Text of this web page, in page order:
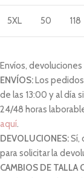
5XL 50 118
Envíos,
ENVÍOS:Los
de las 13:00 y al día
24/48 horas
aquí.
DEVOLUCIONES:Sí,
para solicitar la
CAMBIOS DE TALLA